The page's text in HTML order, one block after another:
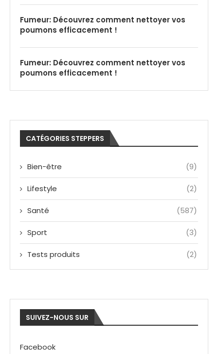
Fumeur: Découvrez comment nettoyer vos
poumons efficacement !
Fumeur: Découvrez comment nettoyer vos
poumons efficacement !
CATÉGORIES STEPPERS
Bien-être (9)
Lifestyle (2)
Santé (587)
Sport (3)
Tests produits (2)
SUIVEZ-NOUS SUR
Facebook